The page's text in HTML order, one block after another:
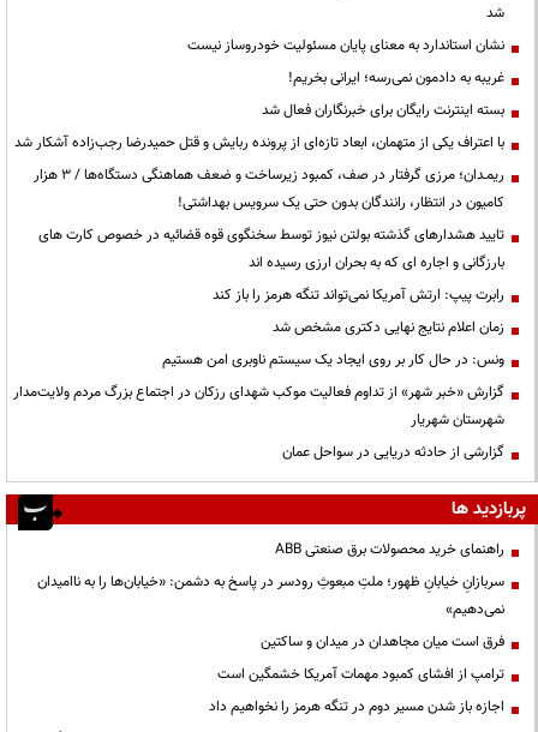
شد
نشان استاندارد به معنای پایان مسئولیت خودروساز نیست
غریبه به دادمون نمی‌رسه؛ ایرانی بخریم!
بسته اینترنت رایگان برای خبرنگاران فعال شد
با اعتراف یکی از متهمان، ابعاد تازه‌ای از پرونده ربایش و قتل حمیدرضا رجب‌زاده آشکار شد
ریمـدان؛ مرزی گرفتار در صف، کمبود زیرساخت و ضعف هماهنگی دستگاه‌ها / ۳ هزار
کامیون در انتظار، رانندگان بدون حتی یک سرویس بهداشتی!
تایید هشدارهای گذشته بولتن نیوز توسط سخنگوی قوه قضائیه در خصوص کارت های
بارزگانی و اجاره ای که به بحران ارزی رسیده اند
رابرت پیپ: ارتش آمریکا نمی‌تواند تنگه هرمز را باز کند
زمان اعلام نتایج نهایی دکتری مشخص شد
ونس: در حال کار بر روی ایجاد یک سیستم ناوبری امن هستیم
گزارش «خبر شهر» از تداوم فعالیت موکب شهدای رزکان در اجتماع بزرگ مردم ولایت‌مدار
شهرستان شهریار
گزارشی از حادثه دریایی در سواحل عمان
پربازدید ها
راهنمای خرید محصولات برق صنعتی ABB
سربازانِ خیابانِ ظهور؛ ملتِ مبعوثِ رودسر در پاسخ به دشمن: «خیابان‌ها را به ناامیدان
نمی‌دهیم»
فرق است میان مجاهدان در میدان و ساکتین
ترامپ از افشای کمبود مهمات آمریکا خشمگین است
اجازه باز شدن مسیر دوم در تنگه هرمز را نخواهیم داد